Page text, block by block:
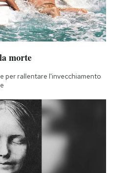
morte
per rallentare l'invecchiamento